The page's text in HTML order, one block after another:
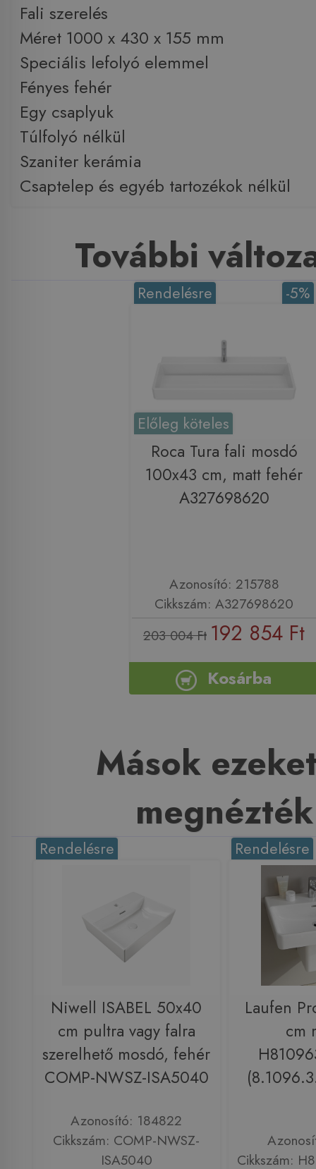
Fali szerelés
Méret 1000 x 430 x 155 mm
Speciális lefolyó elemmel
Fényes fehér
Egy csaplyuk
Túlfolyó nélkül
Szaniter kerámia
Csaptelep és egyéb tartozékok nélkül
További
-5%
Rendelésre
Előleg köteles
Roca Tura fali mosdó
100x43 cm, matt fehér
A327698620
Azonosító: 215788
Cikkszám: A327698620
203 004 Ft 192 854 Ft
Kosárba
Mások
megnézték
Rendelésre
Niwell ISABEL 50x40
cm pultra vagy falra
szerelhető mosdó, fehér
COMP-NWSZ-ISA5040
Azonosító: 184822
Cikkszám: COMP-NWSZ-
ISA5040
Rendelésre
Laufen
cm
Cikkszám: